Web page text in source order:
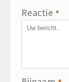
Reactie *